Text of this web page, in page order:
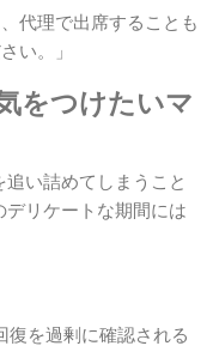
代理で出席することも
い。」
をつけたいマ
い詰めてしまうこと
デリケートな期間には
復を過剰に確認される